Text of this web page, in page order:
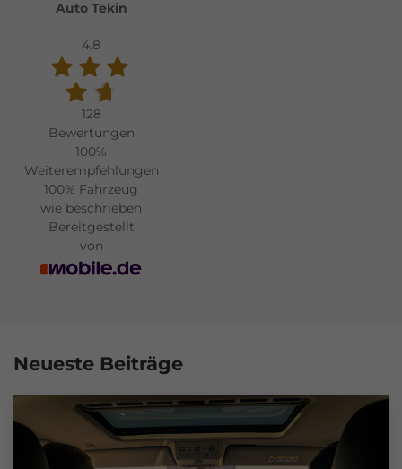
Auto Tekin
4.8
128
Bewertungen
100%
Weiterempfehlungen
100% Fahrzeug
wie beschrieben
Bereitgestellt
von
Neueste Beiträge